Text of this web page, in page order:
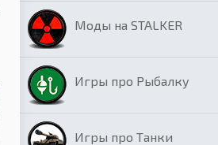
Моды на STALKER
Игры про Рыбалку
Игры про Танки